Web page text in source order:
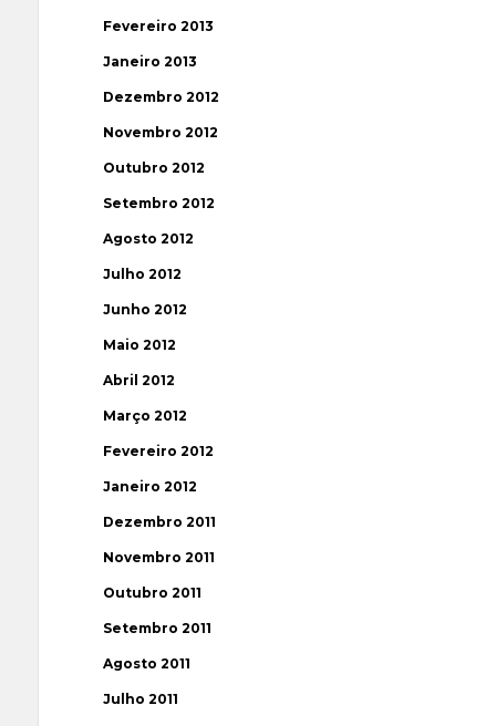
Fevereiro 2013
Janeiro 2013
Dezembro 2012
Novembro 2012
Outubro 2012
Setembro 2012
Agosto 2012
Julho 2012
Junho 2012
Maio 2012
Abril 2012
Março 2012
Fevereiro 2012
Janeiro 2012
Dezembro 2011
Novembro 2011
Outubro 2011
Setembro 2011
Agosto 2011
Julho 2011